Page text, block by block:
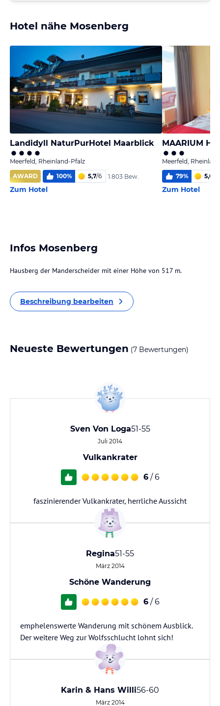
Hotel nähe Mosenberg
Landidyll NaturPurHotel Maarblick
Meerfeld, Rheinland-Pfalz
AWARD
100% 5,7/6 1.803 Bew.
Zum Hotel
MAARIUM
Meerfeld,
79% 5,0
Zum Hotel
Infos Mosenberg
Hausberg der Manderscheider mit einer Höhe von 517 m.
Beschreibung bearbeiten
Neueste Bewertungen (7 Bewertungen)
Sven Von Loga51-55
Juli 2014
Vulkankrater
6 / 6
faszinierender Vulkankrater, herrliche Aussicht
Regina51-55
März 2014
Schöne Wanderung
6 / 6
emphelenswerte Wanderung mit schönem Ausblick.
Der weitere Weg zur Wolfsschlucht lohnt sich!
Karin & Hans Willi56-60
März 2014